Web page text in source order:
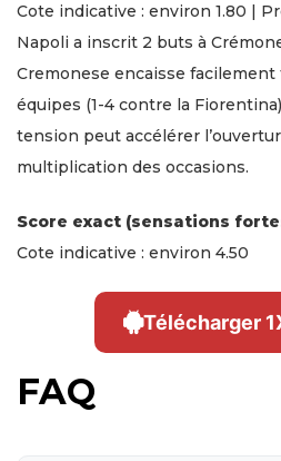
Cote indicative : environ 1.80 |
Napoli a inscrit 2 buts à
Cremonese encaisse facilement
équipes (1-4 contre la
tension peut accélérer
multiplication des occasions.
Score exact (sensations
Cote indicative : environ 4.50
Télécharger
FAQ